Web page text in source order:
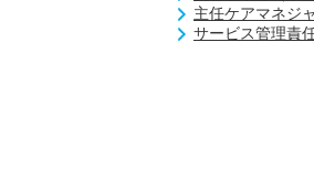
主任ケアマネジ
サービス管理責